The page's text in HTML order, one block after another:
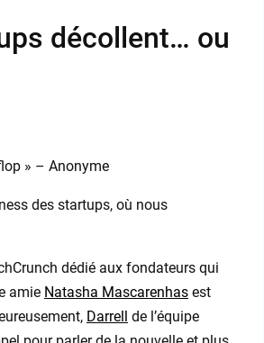
décollent… ou
» – Anonyme
des startups, où nous
dédié aux fondateurs qui
amie Natasha Mascarenhasest
Darrell de l’équipe